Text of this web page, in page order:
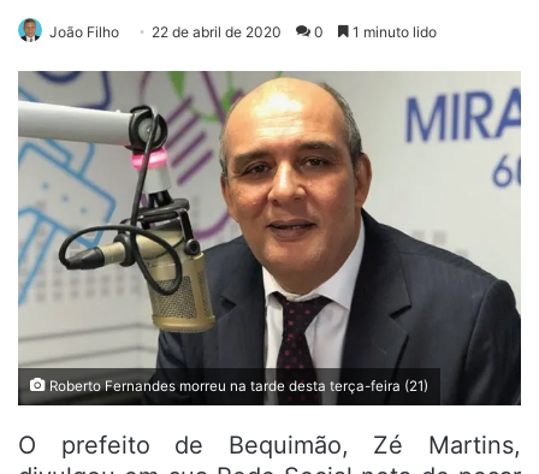
João Filho 22 de abril de 2020 0 1 minuto lido
Roberto Fernandes morreu na tarde desta terça-feira (21)
O prefeito de Bequimão, Zé Martins,